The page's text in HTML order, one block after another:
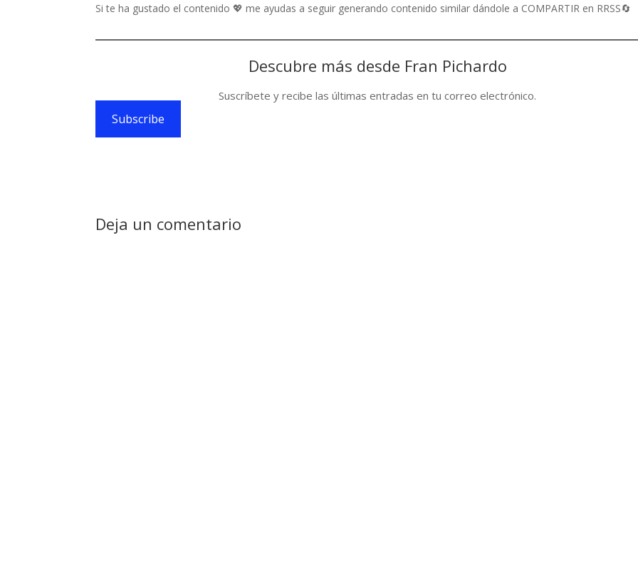
Si te ha gustado el contenido 💖 me ayudas a seguir generando contenido similar dándole a COMPARTIR en RRSS🔄
Descubre más desde Fran Pichardo
Suscríbete y recibe las últimas entradas en tu correo electrónico.
Subscribe
Deja un comentario